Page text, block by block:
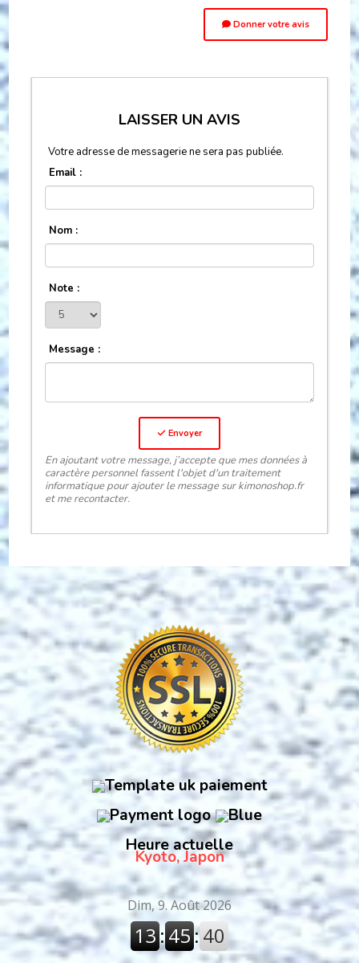
Donner votre avis
LAISSER UN AVIS
Votre adresse de messagerie ne sera pas publiée.
Email :
Nom :
Note :
Message :
Envoyer
En ajoutant votre message, j’accepte que mes données à
caractère personnel fassent l'objet d'un traitement
informatique pour ajouter le message sur kimonoshop.fr
et me recontacter.
Heure actuelle
Kyoto, Japon